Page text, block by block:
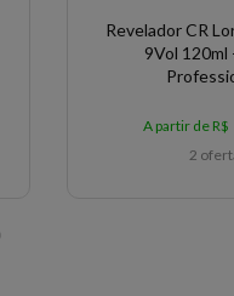
Revelador CR
9Vol 120ml
A partir de R$
2